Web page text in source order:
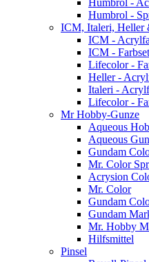
Humbrol -
Humbrol -
ICM, Italeri, Heller
ICM -
ICM -
Lifecolor -
Heller -
Italeri -
Lifecolor -
Mr Hobby-Gunze
Aqueous
Aqueous
Gundam
Mr. Color
Acrysion
Mr. Color
Gundam
Gundam
Mr. Hobby
Hilfsmittel
Pinsel